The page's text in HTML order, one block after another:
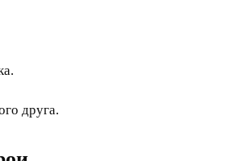
друга.